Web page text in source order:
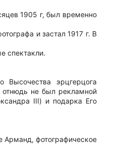
1905 г, был временно
и застал 1917 г. В
спектакли.
Высочества эрцгерцога
отнюдь не был рекламной
III) и подарка Его
Арманд, фотографическое